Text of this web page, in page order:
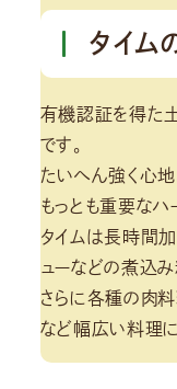
タイム
有機認証を得た
です。
たいへん強く心
もっとも重要なハ
タイムは長時間加
ューなどの煮込
さらに各種の肉料
など幅広い料理に